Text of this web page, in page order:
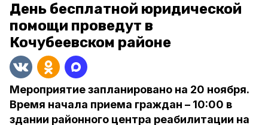
День бесплатной юридической
помощи проведут в
Кочубеевском районе
Мероприятие запланировано на 20 ноября.
Время начала приема граждан – 10:00 в
здании районного центра реабилитации на